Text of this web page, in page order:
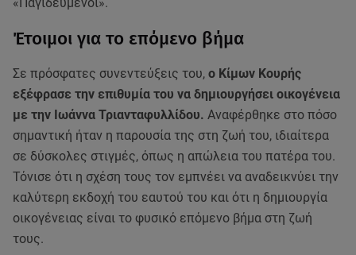
Έτοιμοι για το επόμενο βήμα
Σε πρόσφατες συνεντεύξεις του, ο Κίμων Κουρής
εξέφρασε την επιθυμία του να δημιουργήσει οικογένεια
με την Ιωάννα Τριανταφυλλίδου. Αναφέρθηκε στο πόσο
σημαντική ήταν η παρουσία της στη ζωή του, ιδιαίτερα
σε δύσκολες στιγμές, όπως η απώλεια του πατέρα του.
Τόνισε ότι η σχέση τους τον εμπνέει να αναδεικνύει την
καλύτερη εκδοχή του εαυτού του και ότι η δημιουργία
οικογένειας είναι το φυσικό επόμενο βήμα στη ζωή
τους.